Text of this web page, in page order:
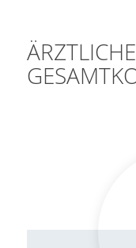
ÄRZTLICHE